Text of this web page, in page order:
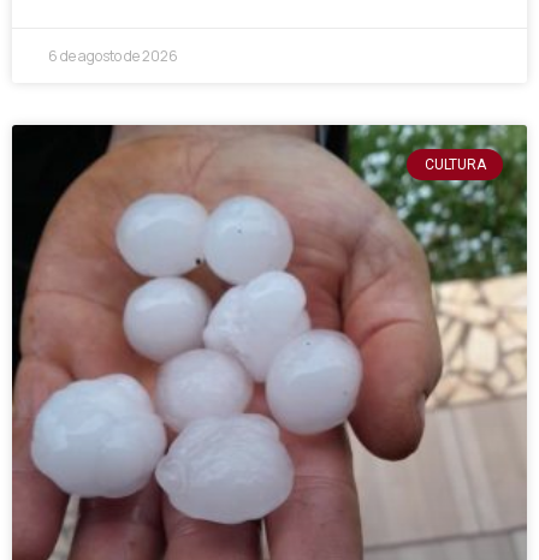
6 de agosto de 2026
CULTURA